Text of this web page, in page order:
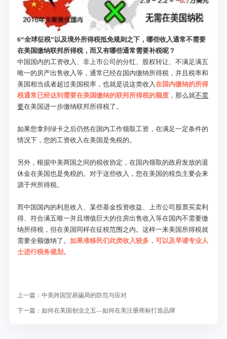
6“全球征税”以及境外所得税抵免规则之下，哪些收入通常不需要
在美国缴纳联邦所得税，而又有哪些通常需要补税呢？
中国国内的工资收入、非上市公司的分红、股权转让、不满足满五
唯一的房产出售收入等，通常已经在国内缴纳所得税，并且税率和
美国相当或者超过美国税率，也就是说这类收入在国内缴纳的所得
税通常已经达到需要在美国缴纳的联邦所得税的额度 ，那么就不需
要在美国进一步缴纳联邦所得税了。
如果您拿到绿卡之后仍然在国内工作领取工资，在满足一定条件的
情况下，您的工资收入在美国是免税的。
另外，根据中美两国之间的税收协定，在国内领取的政府发放的退
休金在美国也是免税的。对于这些收入，您在美国的税负主要会来
源于州所得税。
而中国国内的利息收入、某些基金投资收益、上市公司股票买卖利
得、符合满五唯一并且增值巨大的住房出售收入等在国内不需要缴
纳所得税，但在美国同样在征税范围之内。这样一来美国所得税就
需要全额缴纳了。如果准移民们此类收入较多，可以及早请专业人
士进行税务规划。
上一篇：中美跨国贸易骗局的防范与应对
下一篇：如何在美国创业之五—如何在美注册商标打造品牌